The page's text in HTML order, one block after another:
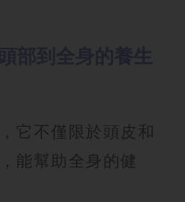
它不僅限於頭皮和
能幫助全身的健